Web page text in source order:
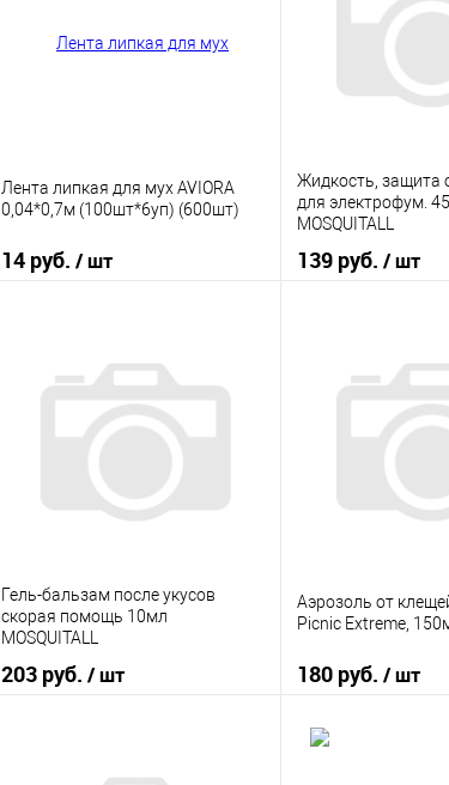
В избранное
Лента липкая для мух AVIORA
0,04*0,7м (100шт*6уп) (600шт)
14 руб. / шт
Купить в 1 клик
К сравнению
В избранное
В наличии
Жидкость, защита
для электрофум.
MOSQUITALL
139 руб. / шт
Купить в 1 клик
В избранное
Гель-бальзам после укусов
скорая помощь 10мл
MOSQUITALL
203 руб. / шт
Аэрозоль от
Picnic Extreme,
180 руб. / шт